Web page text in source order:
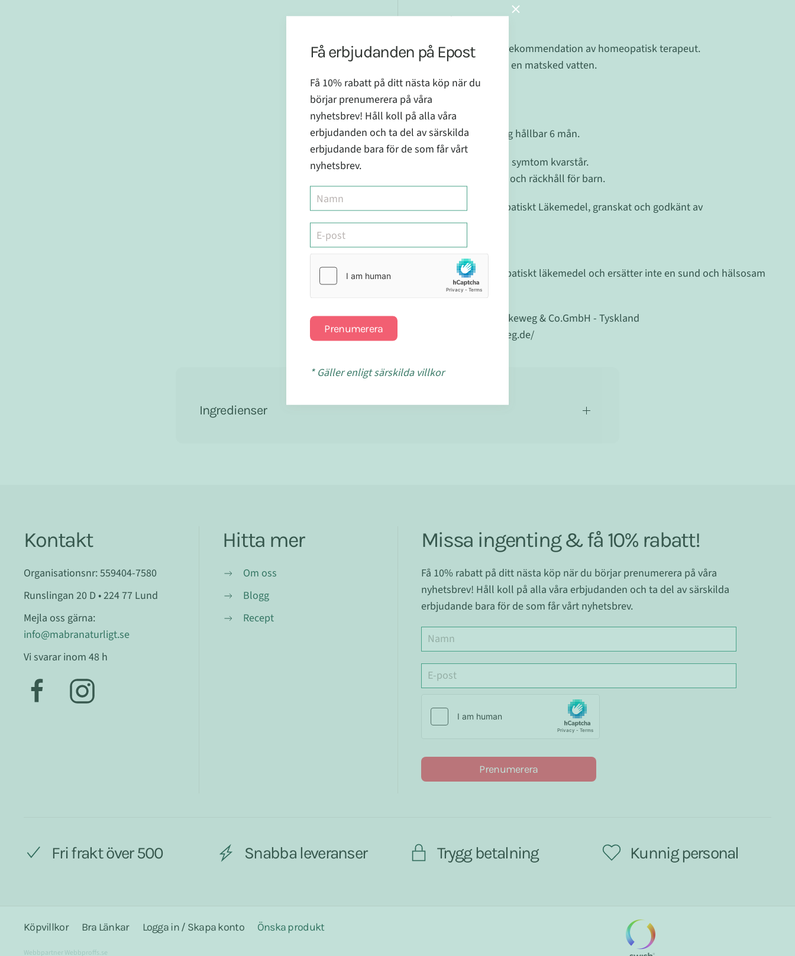
Dosering
Bör doseras enligt rekommendation av homeopatisk terapeut.
Dropparna kan tas i en matsked vatten.
Övrigt
Öppnad förpackning hållbar 6 mån.
Kontakta läkare om symtom kvarstår.
Förvaras utom syn- och räckhåll för barn.
Registrerat Homeopatiskt Läkemedel, granskat och godkänt av
Läkemedelsverket.
Detta är ett homeopatiskt läkemedel och ersätter inte en sund och hälsosam
livsstil.
Tillverkad av Dr.Reckeweg & Co.GmbH - Tyskland
http://www.reckeweg.de/
Ingredienser
Kontakt
Organisationsnr: 559404-7580
Runslingan 20 D • 224 77 Lund
Mejla oss gärna:
info@mabranaturligt.se
Vi svarar inom 48 h
Hitta mer
Om oss
Blogg
Recept
Missa ingenting & få 10% rabatt!
Få 10% rabatt på ditt nästa köp när du börjar prenumerera på våra
nyhetsbrev! Håll koll på alla våra erbjudanden och ta del av särskilda
erbjudande bara för de som får vårt nyhetsbrev.
Prenumerera
Fri frakt över 500 Snabba leveranser Trygg betalning Kunnig personal
Köpvillkor Bra Länkar Logga in / Skapa konto Önska produkt
WebbpartnerWebbproffs.se
Få erbjudanden på Epost
Få 10% rabatt på ditt nästa köp när du
börjar prenumerera på våra
nyhetsbrev! Håll koll på alla våra
erbjudanden och ta del av särskilda
erbjudande bara för de som får vårt
nyhetsbrev.
Prenumerera
* Gäller enligt särskilda villkor